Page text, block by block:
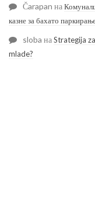
Čarapan на
казне за бахато
sloba наStrategija
mlade?